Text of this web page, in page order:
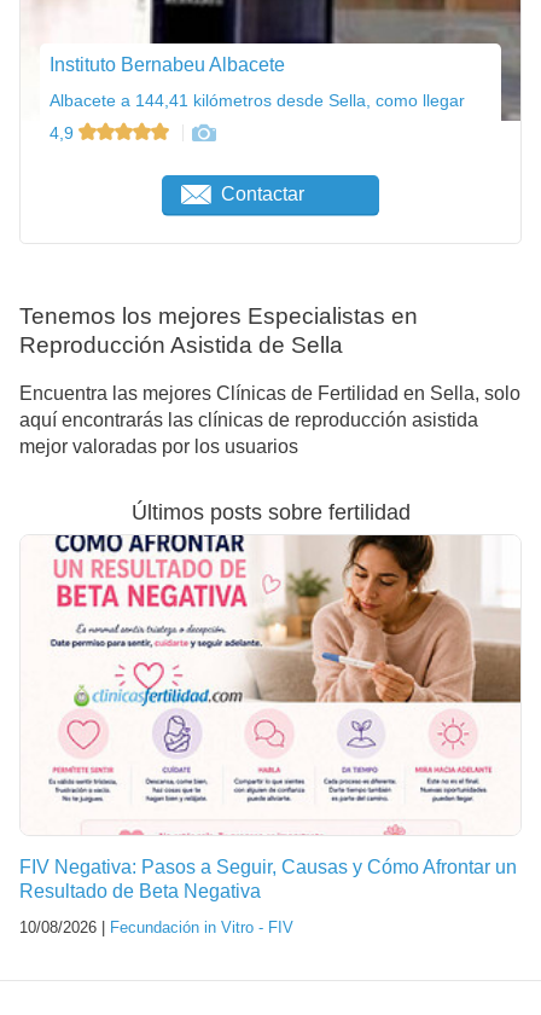
Instituto Bernabeu Albacete
Albacete a 144,41 kilómetros desde Sella, como llegar
4,9
Contactar
Tenemos los mejores Especialistas en
Reproducción Asistida de Sella
Encuentra las mejores Clínicas de Fertilidad en Sella, solo
aquí encontrarás las clínicas de reproducción asistida
mejor valoradas por los usuarios
Últimos posts sobre fertilidad
FIV Negativa: Pasos a Seguir, Causas y Cómo Afrontar un
Resultado de Beta Negativa
10/08/2026 | Fecundación in Vitro - FIV